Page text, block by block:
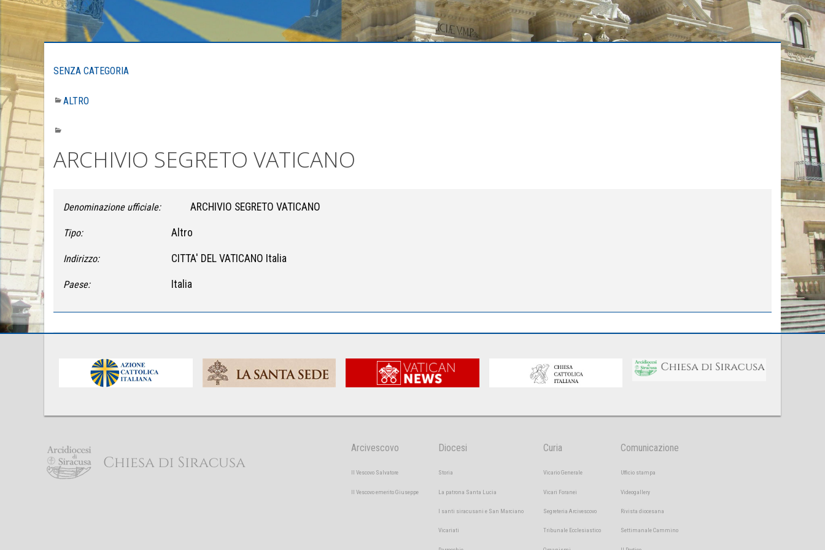
SENZA CATEGORIA
ALTRO
ARCHIVIO SEGRETO VATICANO
Denominazione ufficiale: ARCHIVIO SEGRETO VATICANO
Tipo: Altro
Indirizzo: CITTA' DEL VATICANO Italia
Paese: Italia
Arcivescovo
Il Vescovo Salvatore
Il Vescovo emerito Giuseppe
Diocesi
Storia
La patrona Santa Lucia
I santi siracusani e San Marciano
Vicariati
Curia
Vicario Generale
Vicari Foranei
Segreteria Arcivescovo
Tribunale Ecclesiastico
Comunicazione
Ufficio stampa
Videogallery
Rivista diocesana
Settimanale Cammino